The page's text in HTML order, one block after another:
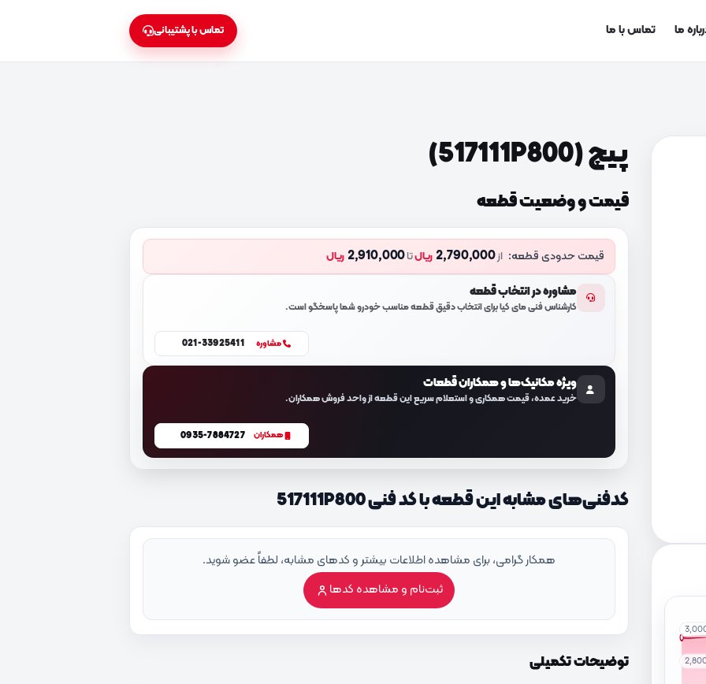
ما تماس با ما تماس با پشتیبانی
پیچ (517111P800)
قیمت و وضعیت قطعه
قیمت حدودی قطعه: از2,790,000 ریالتا2,910,000 ریال
مشاوره در انتخاب قطعه
کارشناس فنی مای کیا برای انتخاب دقیق قطعه مناسب خودرو شما پاسخگو است.
مشاوره 021-33925411
ویژه مکانیک‌ها و همکاران قطعات
خرید عمده، قیمت همکاری و استعلام سریع این قطعه از واحد فروش همکاران.
همکاران 0935-7884727
کدفنی‌های مشابه این قطعه با کد فنی 517111P800
همکار گرامی، برای مشاهده اطلاعات بیشتر و کدهای مشابه، لطفاً عضو شوید.
ثبت‌نام و مشاهده کدها
توضیحات تکمیلی